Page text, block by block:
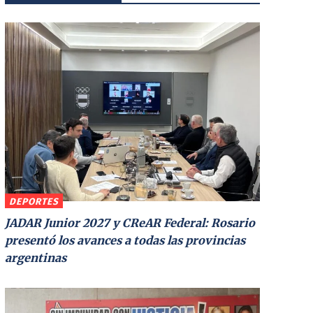
DEPORTES
JADAR Junior 2027 y CReAR Federal: Rosario
presentó los avances a todas las provincias
argentinas